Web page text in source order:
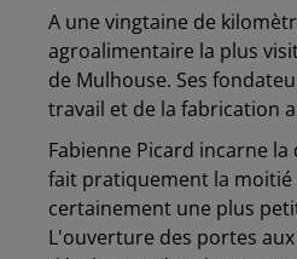
A une vingtaine de
agroalimentaire la plus
de Mulhouse. Ses
travail et de la fabrication
Fabienne Picard incarne
fait pratiquement la moitié
certainement une plus
L'ouverture des portes